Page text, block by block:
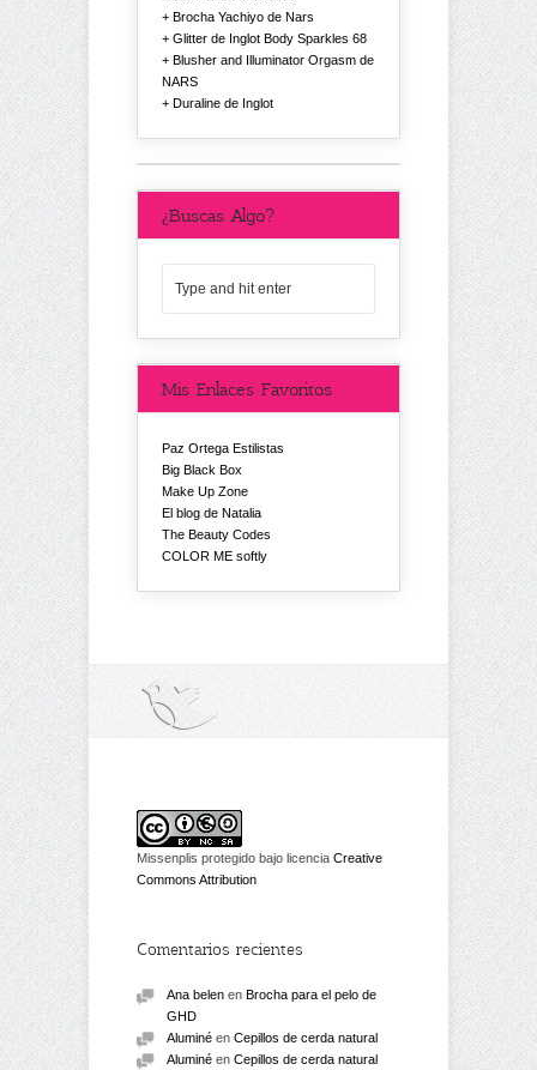
Brocha Yachiyo de Nars
Glitter de Inglot Body Sparkles 68
Blusher and Illuminator Orgasm de
NARS
Duraline de Inglot
¿Buscas Algo?
Mis Enlaces Favoritos
Paz Ortega Estilistas
Big Black Box
Make Up Zone
El blog de Natalia
The Beauty Codes
COLOR ME softly
Missenplis protegido bajo licencia Creative
Commons Attribution
Comentarios recientes
Ana belen en Brocha para el pelo de
GHD
Aluminé en Cepillos de cerda natural
Aluminé en Cepillos de cerda natural